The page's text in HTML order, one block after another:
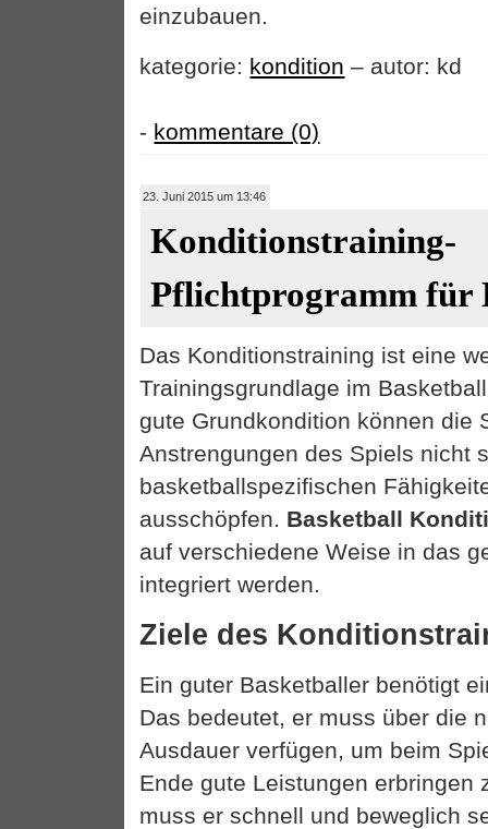
einzubauen.
kategorie: kondition – autor: kd
- kommentare (0)
23. Juni 2015 um 13:46
Konditionstraining-
Pflichtprogramm für
Das Konditionstraining ist eine
Trainingsgrundlage im
gute Grundkondition können die
Anstrengungen des Spiels nicht
basketballspezifischen
ausschöpfen. Basketball
auf verschiedene Weise in das
integriert werden.
Ziele des
Ein guter Basketballer benötigt
Das bedeutet, er muss über die
Ausdauer verfügen, um beim
Ende gute Leistungen erbringen
muss er schnell und beweglich